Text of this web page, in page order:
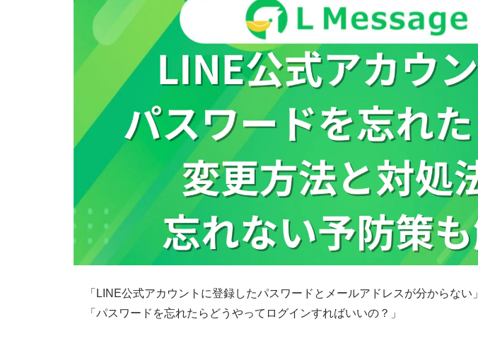
「LINE公式アカウントに登録したパスワードとメールアドレスが分からない」
「パスワードを忘れたらどうやってログインすればいいの？」